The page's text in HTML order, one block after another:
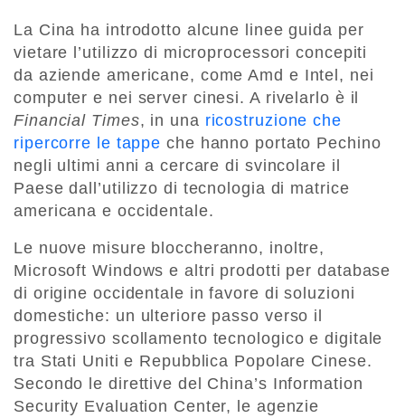
La Cina ha introdotto alcune linee guida per
vietare l’utilizzo di microprocessori concepiti
da aziende americane, come Amd e Intel, nei
computer e nei server cinesi. A rivelarlo è il
Financial Times, in una ricostruzione che
ripercorre le tappe che hanno portato Pechino
negli ultimi anni a cercare di svincolare il
Paese dall’utilizzo di tecnologia di matrice
americana e occidentale.
Le nuove misure bloccheranno, inoltre,
Microsoft Windows e altri prodotti per database
di origine occidentale in favore di soluzioni
domestiche: un ulteriore passo verso il
progressivo scollamento tecnologico e digitale
tra Stati Uniti e Repubblica Popolare Cinese.
Secondo le direttive del China’s Information
Security Evaluation Center, le agenzie